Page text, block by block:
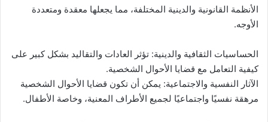
الأنظمة القانونية والدينية المختلفة، مما يجعلها معقدة ومتعددة
الأوجه.
الحساسيات الثقافية والدينية: تؤثر العادات والتقاليد بشكل كبير على
كيفية التعامل مع قضايا الأحوال الشخصية.
الآثار النفسية والاجتماعية: يمكن أن تكون قضايا الأحوال الشخصية
مرهقة نفسيًا واجتماعيًا لجميع الأطراف المعنية، وخاصة الأطفال.